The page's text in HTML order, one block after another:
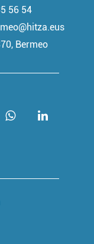
56 54
Bermeo